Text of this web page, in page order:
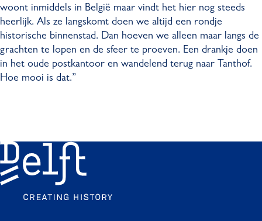
woont inmiddels in België maar vindt het hier nog steeds
heerlijk. Als ze langskomt doen we altijd een rondje
historische binnenstad. Dan hoeven we alleen maar langs de
grachten te lopen en de sfeer te proeven. Een drankje doen
in het oude postkantoor en wandelend terug naar Tanthof.
Hoe mooi is dat.”